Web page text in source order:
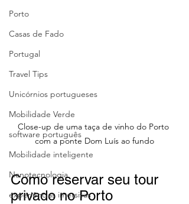
Porto
Casas de Fado
Portugal
Travel Tips
Unicórnios portugueses
Mobilidade Verde
software português
Mobilidade inteligente
Nanotecnologia
experiências imersivas
Close-up de uma taça de vinho do Porto
com a ponte Dom Luís ao fundo
Como reservar seu tour
privado no Porto